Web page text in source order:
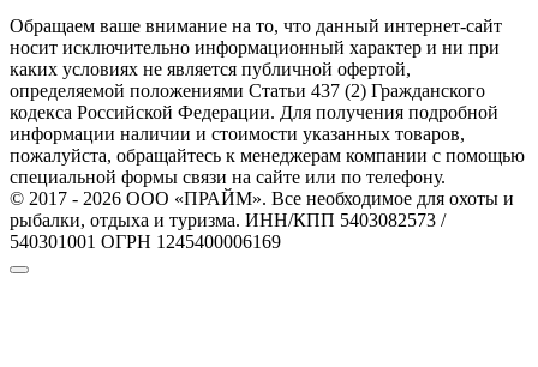
Обращаем ваше внимание на то, что данный интернет-сайт
носит исключительно информационный характер и ни при
каких условиях не является публичной офертой,
определяемой положениями Статьи 437 (2) Гражданского
кодекса Российской Федерации. Для получения подробной
информации наличии и стоимости указанных товаров,
пожалуйста, обращайтесь к менеджерам компании с помощью
специальной формы связи на сайте или по телефону.
© 2017 - 2026 ООО «ПРАЙМ». Все необходимое для охоты и
рыбалки, отдыха и туризма. ИНН/КПП 5403082573 /
540301001 ОГРН 1245400006169